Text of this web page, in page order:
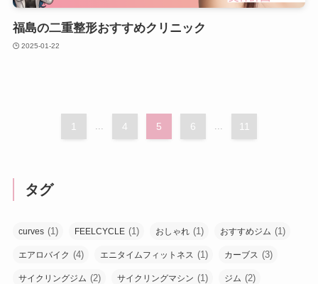
福島の二重整形おすすめクリニック
2025-01-22
1 ... 4 5 6 ... 11
タグ
curves (1) FEELCYCLE (1) おしゃれ (1) おすすめジム (1)
エアロバイク (4) エニタイムフィットネス (1) カーブス (3)
サイクリングジム (2) サイクリングマシン (1) ジム (2)